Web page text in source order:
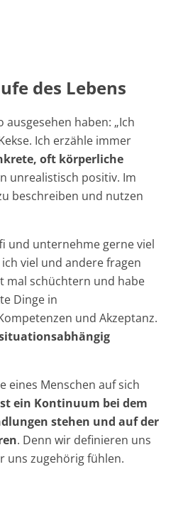
des Lebens
haben: „Ich
Ich erzähle immer
oft körperliche
unrealistisch positiv. Im
beschreiben und nutzen
und unternehme gerne viel
viel und andere fragen
mal schüchtern und habe
Dinge in
und Akzeptanz.
eines Menschen auf sich
ein Kontinuum bei dem
stehen und auf der
. Denn wir definieren uns
uns zugehörig fühlen.